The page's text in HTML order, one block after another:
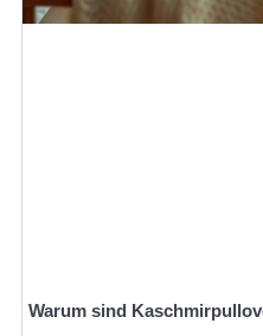
Warum sind